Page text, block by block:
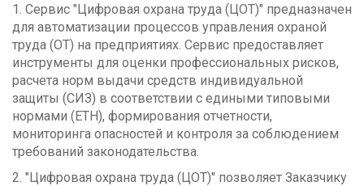
1. Сервис "Цифровая охрана труда (ЦОТ)" предназначен
для автоматизации процессов управления охраной
труда (ОТ) на предприятиях. Сервис предоставляет
инструменты для оценки профессиональных рисков,
расчета норм выдачи средств индивидуальной
защиты (СИЗ) в соответствии с едиными типовыми
нормами (ЕТН), формирования отчетности,
мониторинга опасностей и контроля за соблюдением
требований законодательства.
2. "Цифровая охрана труда (ЦОТ)" позволяет Заказчику